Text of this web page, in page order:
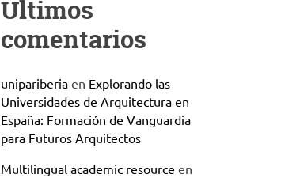
Últimos
comentarios
unipariberiaen Explorando las
Universidades de Arquitectura en
España: Formación de Vanguardia
para Futuros Arquitectos
Multilingual academic resource en